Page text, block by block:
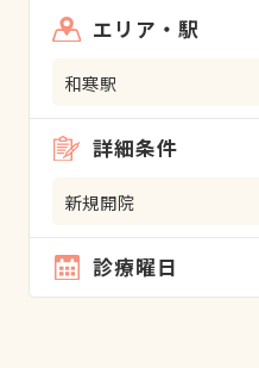
エリア・駅
和寒駅
詳細条件
新規開院
診療曜日